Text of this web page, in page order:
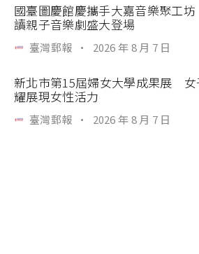
國臺圖慶館慶攜手大嘉音樂聚工
讀親子音樂劇盛大登場
臺灣郵報 · 2026 年 8 月 7 日
新北市第15屆婦女大學成果展 女
耀展現女性活力
臺灣郵報 · 2026 年 8 月 7 日